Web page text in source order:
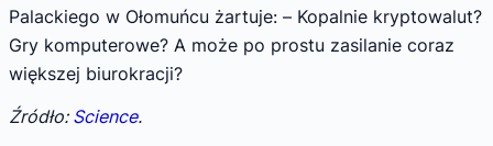
Palackiego w Ołomuńcu żartuje: – Kopalnie kryptowalut?
Gry komputerowe? A może po prostu zasilanie coraz
większej biurokracji?
Źródło: Science.